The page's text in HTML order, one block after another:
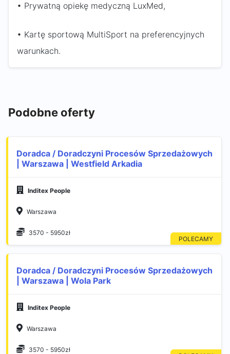
• Prywatną opiekę medyczną LuxMed,
• Kartę sportową MultiSport na preferencyjnych
warunkach.
Podobne oferty
Doradca / Doradczyni Procesów Sprzedażowych
| Warszawa | Westfield Arkadia
Inditex People
Warszawa
3570 - 5950zł
Doradca / Doradczyni Procesów Sprzedażowych
| Warszawa | Wola Park
Inditex People
Warszawa
3570 - 5950zł